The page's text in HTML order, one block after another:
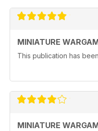
MINIATURE
This publication has
MINIATURE